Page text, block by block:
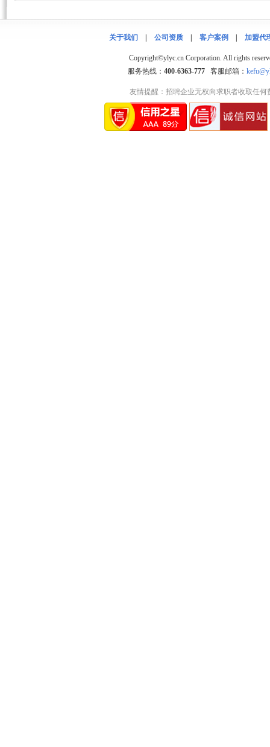
关于我们 公司资质 客户案例 加盟代
Copyright©ylyc.cn Corporation. All rights
服务热线： 400-6363-777 客服邮箱：
友情提醒：招聘企业无权向求职者收取任